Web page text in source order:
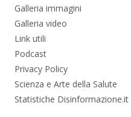
Galleria immagini
Galleria video
Link utili
Podcast
Privacy Policy
Scienza e Arte della Salute
Statistiche Disinformazione.it